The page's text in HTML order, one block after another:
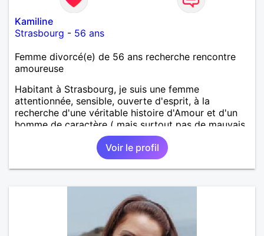
Kamiline
Strasbourg - 56 ans
Femme divorcé(e) de 56 ans recherche rencontre
amoureuse
Habitant à Strasbourg, je suis une femme
attentionnée, sensible, ouverte d'esprit, à la
recherche d'une véritable histoire d'Amour et d'un
homme de caractère ( mais surtout pas de mauvais
Voir le profil